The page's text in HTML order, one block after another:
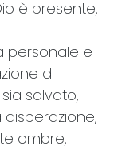
è presente,
personale e
di
salvato,
ombre,